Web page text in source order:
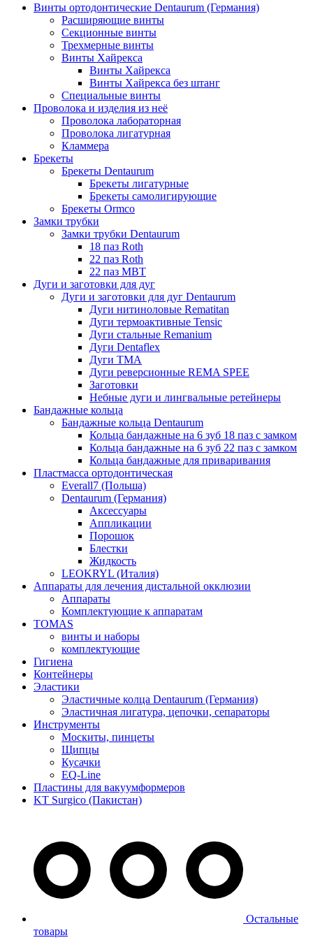
Винты ортодонтические Dentaurum (Германия)
Расширяющие винты
Секционные винты
Трехмерные винты
Винты Хайрекса
Винты Хайрекса
Винты Хайрекса без штанг
Специальные винты
Проволока и изделия из неё
Проволока лабораторная
Проволока лигатурная
Кламмера
Брекеты
Брекеты Dentaurum
Брекеты лигатурные
Брекеты самолигирующие
Брекеты Ormco
Замки трубки
Замки трубки Dentaurum
18 паз Roth
22 паз Roth
22 паз МВТ
Дуги и заготовки для дуг
Дуги и заготовки для дуг Dentaurum
Дуги нитиноловые Rematitan
Дуги термоактивные Tensic
Дуги стальные Remanium
Дуги Dentaflex
Дуги ТМА
Дуги реверсионные REMA SPEE
Заготовки
Небные дуги и лингвальные ретейнеры
Бандажные кольца
Бандажные кольца Dentaurum
Кольца бандажные на 6 зуб 18 паз с замком
Кольца бандажные на 6 зуб 22 паз с замком
Кольца бандажные для приваривания
Пластмасса ортодонтическая
Everall7 (Польша)
Dentaurum (Германия)
Аксессуары
Аппликации
Порошок
Блестки
Жидкость
LEOKRYL (Италия)
Аппараты для лечения дистальной окклюзии
Аппараты
Комплектующие к аппаратам
TOMAS
винты и наборы
комплектующие
Гигиена
Контейнеры
Эластики
Эластичные колца Dentaurum (Германия)
Эластичная лигатура, цепочки, сепараторы
Инструменты
Москиты, пинцеты
Щипцы
Кусачки
EQ-Line
Пластины для вакуумформеров
KT Surgico (Пакистан)
Остальные
товары